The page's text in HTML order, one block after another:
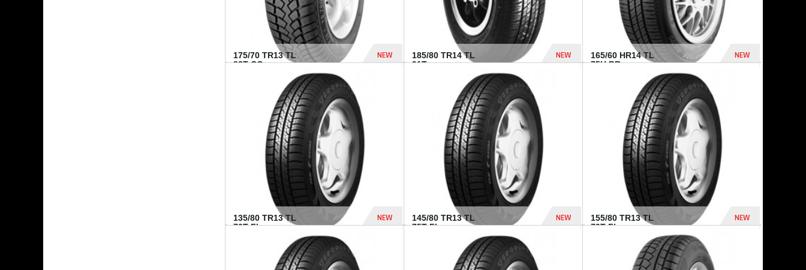
175/70 TR13 TL
82T CO...
NEW
185/80 TR14 TL
91T...
NEW
448 Dhs
165/60 HR14 TL
75H BR...
NEW
135/80 TR13 TL
70T FI...
NEW
145/80 TR13 TL
75T FI...
NEW
155/80 TR13 TL
79T FI...
NEW